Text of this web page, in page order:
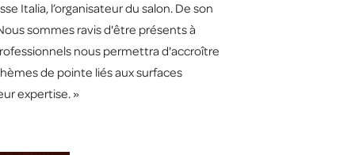
Italia, l’organisateur du salon. De son
sommes ravis d'être présents à
nous permettra d'accroître
de pointe liés aux surfaces
expertise. »